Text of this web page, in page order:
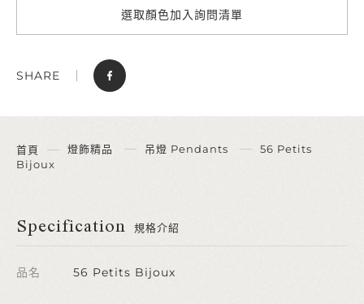
選取顏色加入詢問清單
SHARE
首頁 燈飾精品 吊燈 Pendants
56 Petits
Bijoux
Specification 規格介紹
品名 56 Petits Bijoux